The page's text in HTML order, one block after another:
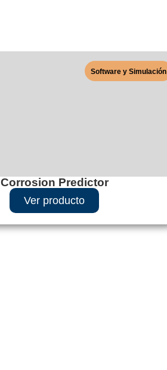
Software y Simulación
Corrosion Predictor
Ver producto